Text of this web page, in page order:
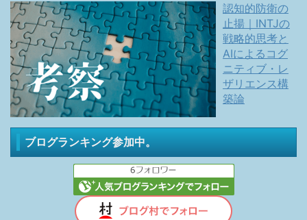
認知的防衛の
止揚｜INTJの
戦略的思考と
AIによるコグ
ニティブ・レ
ザリエンス構
築論
ブログランキング参加中。